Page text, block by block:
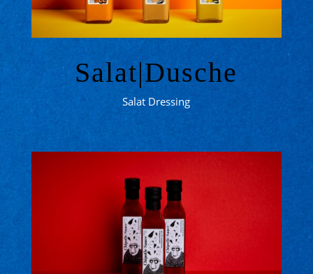
Salat|Dusche
Salat Dressing